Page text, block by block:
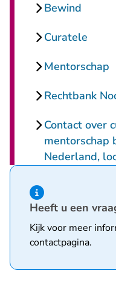
Bewind
Curatele
Mentorschap
Rechtbank
Contact over
mentorschap
Nederland,
Hint van type
Heeft u een
Kijk voor meer
contactpagina.